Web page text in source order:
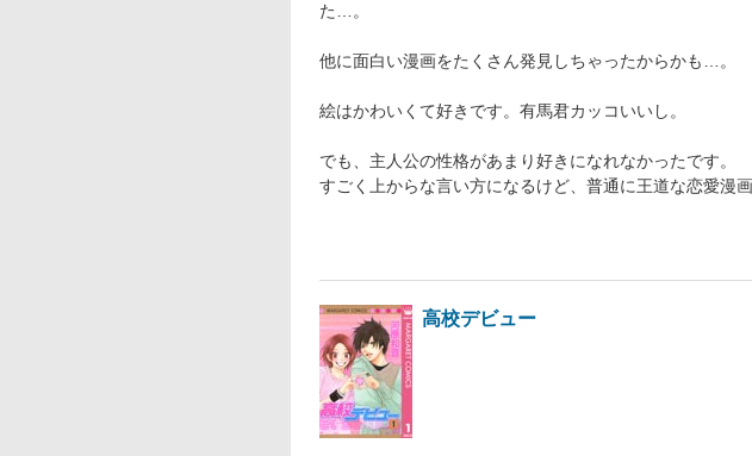
た…。
他に面白い漫画をたくさん発見しちゃったからかも…。
絵はかわいくて好きです。有馬君カッコいいし。
でも、主人公の性格があまり好きになれなかったです。
すごく上からな言い方になるけど、普通に王道な恋愛漫画
高校デビュー